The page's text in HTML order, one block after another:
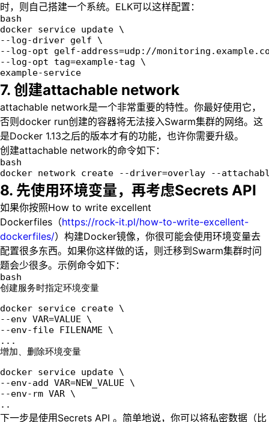
时，则自己搭建一个系统。ELK可以这样配置：
bash
docker service update \
--log-driver gelf \
--log-opt gelf-address=udp://
--log-opt tag=example-tag \
example-service
7. 创建attachable network
attachable network是一个非常重要的特性。你最好使用它，
否则docker run创建的容器将无法接入Swarm集群的网络。这
是Docker 1.13之后的版本才有的功能，也许你需要升级。
创建attachable network的命令如下：
bash
docker network create --driver=overlay --
8. 先使用环境变量，再考虑Secrets API
如果你按照How to write excellent
Dockerfiles（https://rock-it.pl/how-to-write-excellent-
dockerfiles/）构建Docker镜像，你很可能会使用环境变量去
配置很多东西。如果你这样做的话，则迁移到Swarm集群时问
题会少很多。示例命令如下：
bash
创建服务时指定环境变量
docker service create \
--env VAR=VALUE \
--env-file FILENAME \
...
增加、删除环境变量
docker service update \
--env-add VAR=NEW_VALUE \
--env-rm VAR \
..
下一步是使用Secrets API 。简单地说，你可以将私密数据（比